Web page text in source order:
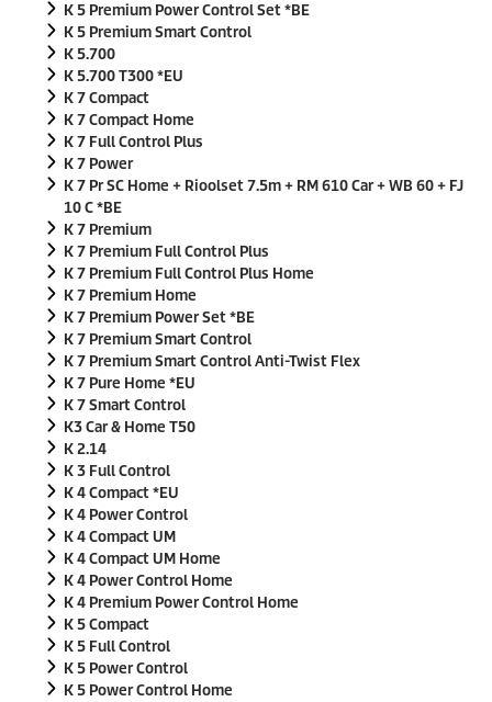
K 5 Premium Power Control Set *BE
K 5 Premium Smart Control
K 5.700
K 5.700 T300 *EU
K 7 Compact
K 7 Compact Home
K 7 Full Control Plus
K 7 Power
K 7 Pr SC Home + Rioolset 7.5m + RM 610 Car + WB 60 + FJ
10 C *BE
K 7 Premium
K 7 Premium Full Control Plus
K 7 Premium Full Control Plus Home
K 7 Premium Home
K 7 Premium Power Set *BE
K 7 Premium Smart Control
K 7 Premium Smart Control Anti-Twist Flex
K 7 Pure Home *EU
K 7 Smart Control
K3 Car & Home T50
K 2.14
K 3 Full Control
K 4 Compact *EU
K 4 Power Control
K 4 Compact UM
K 4 Compact UM Home
K 4 Power Control Home
K 4 Premium Power Control Home
K 5 Compact
K 5 Full Control
K 5 Power Control
K 5 Power Control Home